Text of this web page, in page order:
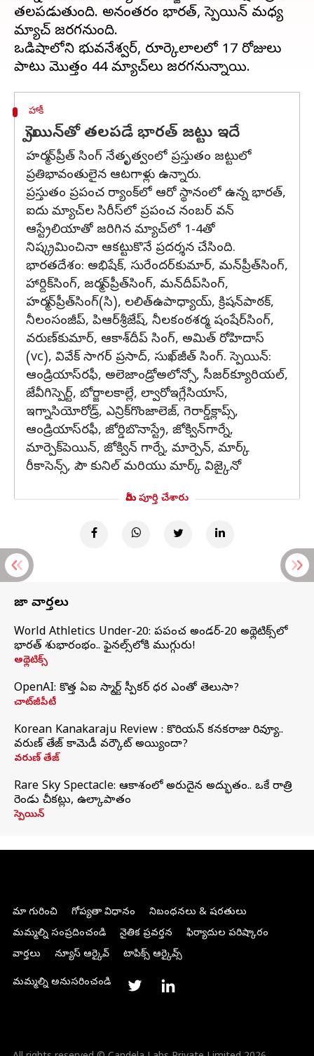
తలపడుతుంది. అనంతరం భారత్, స్పెయిన్ మధ్య
మ్యాచ్ జరగనుంది.
ఒడిషాలోని భువనేశ్వర్, రూర్కెలాలలో 17 రోజులు
హాకీ
స్పెయిన్‌తో తలపడే భారత్ జట్టు ఇదే
హర్మన్‌ప్రీత్ సింగ్ నేతృత్వంలో ప్రస్తుతం జట్టులో
ప్రతిభావంతులైన ఆటగాళ్లు ఉన్నారు.
ప్రస్తుతం ప్రపంచ ర్యాంక్‌లో ఆరో స్థానంలో ఉన్న భారత్,
ఐదు మ్యాచ్‌ల సిరీస్‌లో ప్రపంచ నంబర్ వన్
ఆస్ట్రేలియాతో జరిగిన మ్యాచ్‌లో 1-4తో
నిష్క్రమించినా ఆకట్టుకొనే ప్రదర్శన చేసింది.
భారతదేశం: అభిషేక్, సురేందర్‌కుమార్, మన్‌ప్రీత్‌సింగ్,
హార్దిక్‌సింగ్, జర్మన్‌ప్రీత్‌సింగ్, మన్‌దీప్‌సింగ్,
హర్మన్‌ప్రీత్‌సింగ్(సి), లలిత్‌ఉపాధ్యాయ్, క్రిషన్‌పాఠక్,
నీలంసంజీప్, పిఆర్‌శ్రీజేష్, నీలకంఠశర్మ, షంషేర్‌సింగ్,
వరుణ్‌కుమార్, ఆకాశ్‌దీప్ సింగ్, అమిత్ రోహిదాస్
(vc), వివేక్ సాగర్ ప్రసాద్, సుఖ్‌జీత్ సింగ్. స్పెయిన్:
ఆండ్రియాస్‌రఫీ, అలెజాండ్రో‌అలోన్సో, సీజర్‌క్యూరియల్,
జేవీ‌గిస్పెర్ట్, బోర్జాలకాల్లే, ల్వారోఇగ్లేసియాస్,
ఇగ్నాసియోరోడ్ర్, ఎన్రిక్‌గొంజాలెజ్, గెరార్డ్‌క్లాప్స్,
ఆండ్రియాస్‌రఫీ, జోర్డి‌బొనాస్ట్రే, జోక్విన్‌గార్నే,
మార్పెక్‌పెయిన్, జోక్విన్ గార్నే, మార్పెన్, మార్క్
రీకాసెన్స్, పౌ కునిల్ మరియు మార్క్ విజ్కైనో
మీరు పూర్తి చేశారు
తాజా వార్తలు
World Athletics Under-20: ప్రపంచ అండర్-20 అథ్లెటిక్స్‌లో
భారత్‌ శుభారంభం.. ఫైనల్స్‌లోకి ముగ్గురు!
అథ్లెటిక్స్
OpenAI: కొత్త ఏఐ స్మార్ట్ స్పీకర్ ధర ఎంతో తెలుసా?
చాట్‌జీపీటీ
Korean Kanakaraju Review : కొరియన్ కనకరాజు రివ్యూ..
వరుణ్ తేజ్ కామెడీ వర్కౌట్ అయ్యిందా?
వరుణ్ తేజ్
Rare Sky Spectacle: ఆకాశంలో అరుదైన అద్భుతం.. ఒకే రాత్రి
రెండు చీకట్లు, ఉల్కాపాతం
స్పెయిన్
మా గురించి గోప్యతా విధానం
నిబంధనలు & షరతులు
మమ్మల్ని సంప్రదించండి
నైతిక ప్రవర్తన
ఫిర్యాదుల పరిష్కారం
వార్తలు
న్యూస్ ఆర్కైవ్ టాపిక్స్ ఆర్కైవ్స్
మమ్మల్ని అనుసరించండి